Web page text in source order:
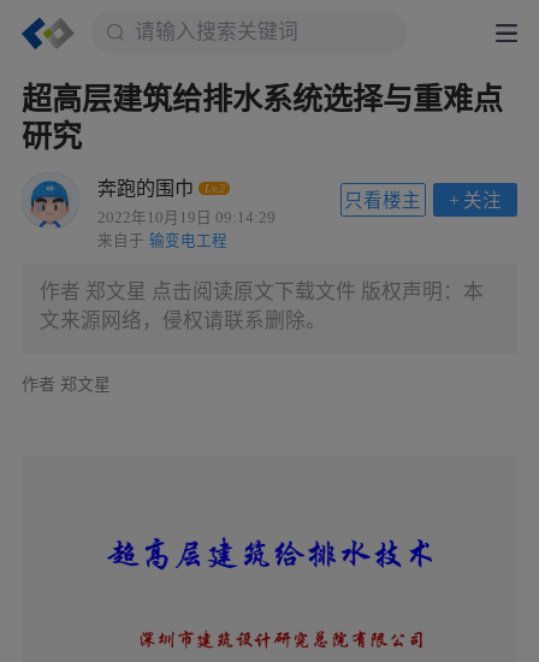
超高层建筑给排水系统选择与重难点
研究
奔跑的围巾 Lv.2
2022年10月19日 09:14:29
来自于 输变电工程
+ 关注
只看楼主
作者 郑文星 点击阅读原文下载文件 版权声明：本
文来源网络，侵权请联系删除。
作者 郑文星